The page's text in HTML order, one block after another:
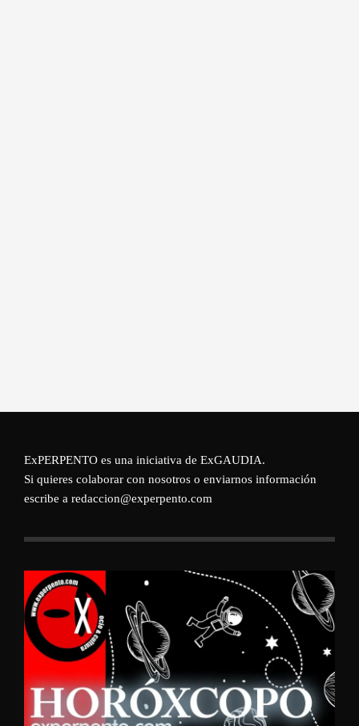
ExPERPENTO es una iniciativa de ExGAUDIA.
Si quieres colaborar con nosotros o enviarnos información
escribe a redaccion@experpento.com